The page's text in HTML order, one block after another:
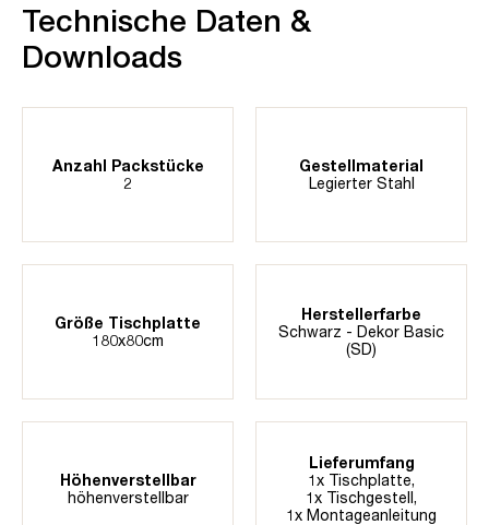
Technische Daten &
Downloads
Anzahl Packstücke
2
Gestellmaterial
Legierter Stahl
Größe Tischplatte
180x80cm
Herstellerfarbe
Schwarz - Dekor Basic
(SD)
Höhenverstellbar
höhenverstellbar
Lieferumfang
1x Tischplatte,
1x Tischgestell,
1x Montageanleitung